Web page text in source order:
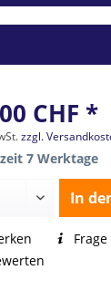
CHF *
zzgl.
7 Werktage
In